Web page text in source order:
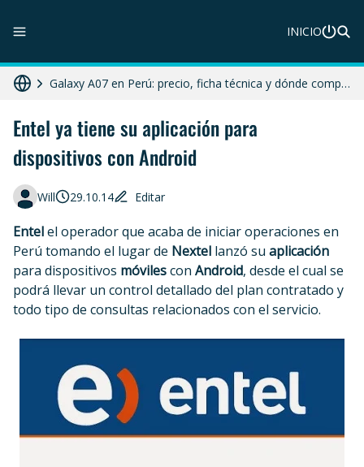
INICIO
HONOR X8c 5G en Perú: precio, características y dónde comprar
Entel ya tiene su aplicación para
dispositivos con Android
Will 29.10.14 Editar
Entelel operador que acaba de iniciar operaciones en
Perú tomando el lugar de Nextel lanzó su aplicación
para dispositivos móvilescon Android, desde el cual se
podrá llevar un control detallado del plan contratado y
todo tipo de consultas relacionados con el servicio.